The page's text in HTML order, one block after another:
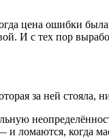
цена ошибки
И с тех пор
за ней стояла,
и ломаются, когда